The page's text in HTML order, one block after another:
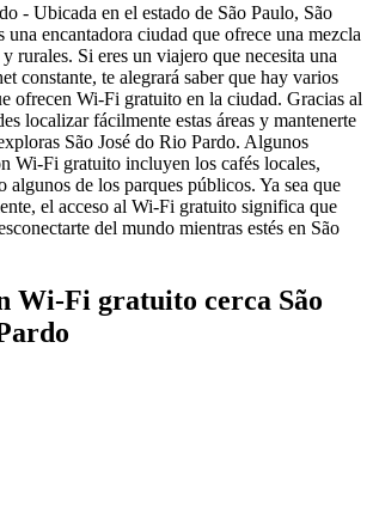
- Ubicada en el estado de São Paulo, São
una encantadora ciudad que ofrece una mezcla
rurales. Si eres un viajero que necesita una
constante, te alegrará saber que hay varios
ofrecen Wi-Fi gratuito en la ciudad. Gracias al
localizar fácilmente estas áreas y mantenerte
São José do Rio Pardo. Algunos
Wi-Fi gratuito incluyen los cafés locales,
algunos de los parques públicos. Ya sea que
el acceso al Wi-Fi gratuito significa que
del mundo mientras estés en São
Wi-Fi gratuito cerca São